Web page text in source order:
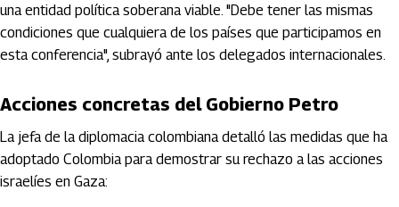
una entidad política soberana viable. "Debe tener las mismas
condiciones que cualquiera de los países que participamos en
esta conferencia", subrayó ante los delegados internacionales.
Acciones concretas del Gobierno Petro
La jefa de la diplomacia colombiana detalló las medidas que ha
adoptado Colombia para demostrar su rechazo a las acciones
israelíes en Gaza: